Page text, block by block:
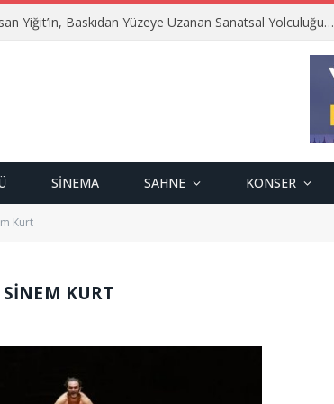
Yiğit’in, Baskıdan Yüzeye Uzanan Sanatsal Yolculuğu…
SINEMA SAHNE KONSER
Kurt
SINEM KURT